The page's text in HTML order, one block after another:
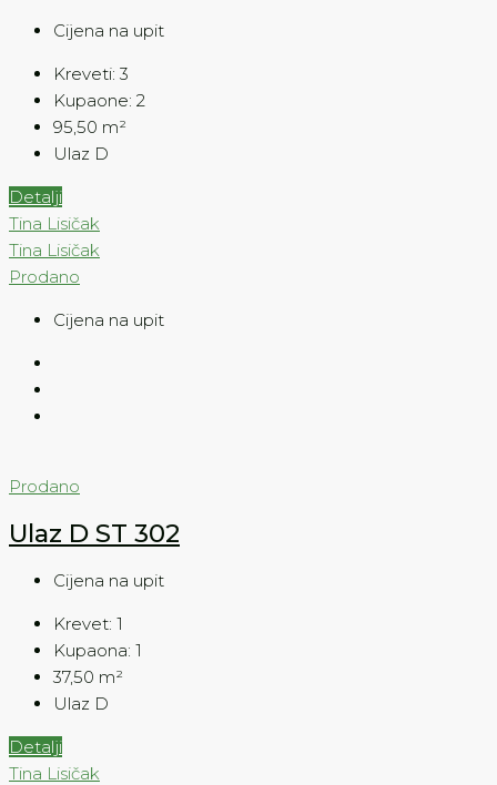
Cijena na upit
Kreveti: 3
Kupaone: 2
95,50 m²
Ulaz D
Detalji
Tina Lisičak
Tina Lisičak
Prodano
Cijena na upit
Prodano
Ulaz D ST 302
Cijena na upit
Krevet: 1
Kupaona: 1
37,50 m²
Ulaz D
Detalji
Tina Lisičak